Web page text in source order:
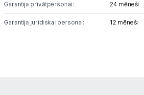
Garantija privātpersonai: 24 mēneši
Garantija juridiskai personai: 12 mēneši